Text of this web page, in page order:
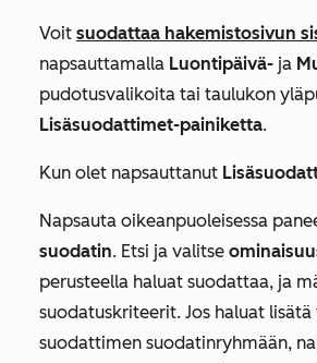
Voit suodattaa hakemistosivun
napsauttamalla Luontipäivä- ja
pudotusvalikoita tai taulukon
Lisäsuodattimet-painiketta.
Kun olet napsauttanut
Napsauta oikeanpuoleisessa
suodatin. Etsi ja valitse
perusteella haluat suodattaa, ja
suodatuskriteerit. Jos haluat lisätä
suodattimen suodatinryhmään,